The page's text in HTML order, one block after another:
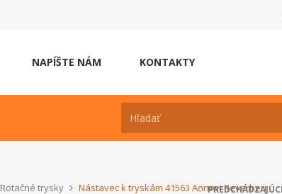
NAPÍŠTE NÁM KONTAKTY
Rotačné trysky Nástavec k tryskám 41563 Annovi Reverberi